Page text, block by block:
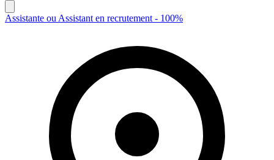
Assistante ou Assistant en recrutement - 100%